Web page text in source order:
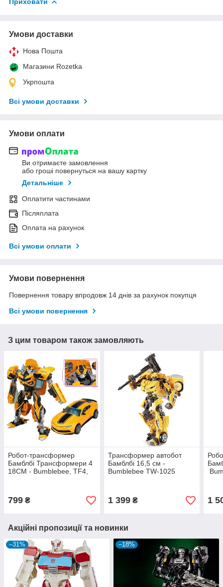
Умови доставки
Нова Пошта
Магазини Rozetka
Укрпошта
Всі умови доставки
Умови оплати
Ви отримаєте замовлення
або гроші повернуться на вашу картку
Детальніше
Оплатити частинами
Післяплата
Оплата на рахунок
Всі умови оплати
Умови повернення
Повернення товару впродовж 14 днів за рахунок покупця
Всі умови повернення
З цим товаром також замовляють
Робот-трансформер
Бамблбі Трансформери 4
18СМ - Bumblebee, TF4,
799 ₴
Трансформер автобот
Бамблбі 16,5 см -
Bumblebee TW-1025
1 399₴ 1
Акційні пропозиції та новинки
–31% –18%